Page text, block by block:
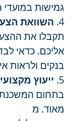
גמישות במועדי
4. השוואת
תקבלו את
אליכם. כדאי
בנקים ולראות
5. ייעוץ מקצועי
בתחום
מאוד. מ